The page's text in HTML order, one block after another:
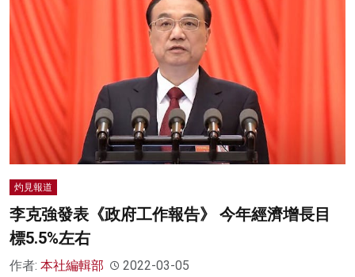
灼見報道
李克強發表《政府工作報告》 今年經濟增長目
標5.5%左右
作者: 本社編輯部 2022-03-05